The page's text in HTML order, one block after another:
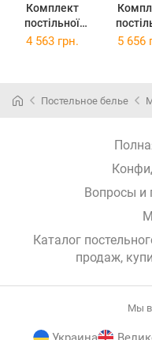
Комплект
постільної
білизни
White Freedom
білизни
4 563 грн. 5 656
Постельное белье
Вопросы и
Каталог
продаж,
Мы в